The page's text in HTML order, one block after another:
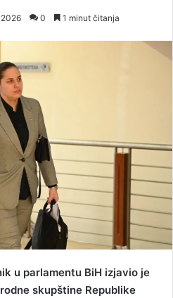
0 1 minut čitanja
u parlamentu BiH izjavio je
skupštine Republike